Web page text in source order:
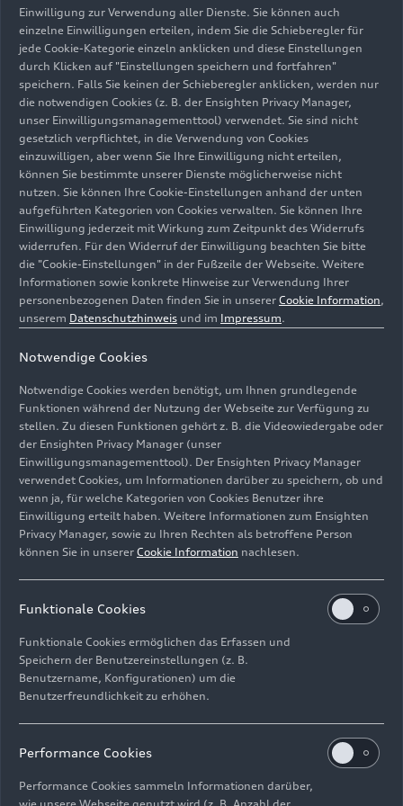
Neue Farben und Materialien zum 30. Jubiläum von
Audi exclusive: An einer „Material Bar“ und speziell
konfigurierten Exponaten können sich Besucherinnen
und Besucher einen Überblick über das vielfältige
Angebot von Audi exclusive verschaffen.
Bild-Nr: A250462 · Copyright: AUDI AG
Rechte: Verwendung für Pressezwecke honorarfrei
ImpressumRechtliches
Hinweisgebersystem
Informationen zur BarrierefreiheitKontakt
Einwilligung zur Verwendung aller Dienste. Sie können auch
einzelne Einwilligungen erteilen, indem Sie die Schieberegler für
jede Cookie-Kategorie einzeln anklicken und diese Einstellungen
durch Klicken auf "Einstellungen speichern und fortfahren"
speichern. Falls Sie keinen der Schieberegler anklicken, werden nur
die notwendigen Cookies (z. B. der Ensighten Privacy Manager,
unser Einwilligungsmanagementtool) verwendet. Sie sind nicht
gesetzlich verpflichtet, in die Verwendung von Cookies
einzuwilligen, aber wenn Sie Ihre Einwilligung nicht erteilen,
können Sie bestimmte unserer Dienste möglicherweise nicht
nutzen. Sie können Ihre Cookie-Einstellungen anhand der unten
aufgeführten Kategorien von Cookies verwalten. Sie können Ihre
Einwilligung jederzeit mit Wirkung zum Zeitpunkt des Widerrufs
widerrufen. Für den Widerruf der Einwilligung beachten Sie bitte
die "Cookie-Einstellungen" in der Fußzeile der Webseite. Weitere
Informationen sowie konkrete Hinweise zur Verwendung Ihrer
personenbezogenen Daten finden Sie in unserer Cookie Information,
unserem Datenschutzhinweis und im Impressum.
Notwendige Cookies
Notwendige Cookies werden benötigt, um Ihnen grundlegende
Funktionen während der Nutzung der Webseite zur Verfügung zu
stellen. Zu diesen Funktionen gehört z. B. die Videowiedergabe oder
der Ensighten Privacy Manager (unser
Einwilligungsmanagementtool). Der Ensighten Privacy Manager
verwendet Cookies, um Informationen darüber zu speichern, ob und
wenn ja, für welche Kategorien von Cookies Benutzer ihre
Einwilligung erteilt haben. Weitere Informationen zum Ensighten
Privacy Manager, sowie zu Ihren Rechten als betroffene Person
können Sie in unserer Cookie Information nachlesen.
Funktionale Cookies
Funktionale Cookies ermöglichen das Erfassen und
Speichern der Benutzereinstellungen (z. B.
Benutzername, Konfigurationen) um die
Benutzerfreundlichkeit zu erhöhen.
Performance Cookies
Performance Cookies sammeln Informationen darüber,